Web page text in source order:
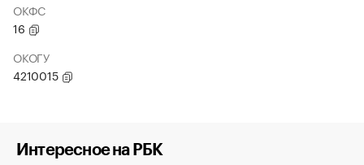
ОКФС
16
ОКОГУ
4210015
Интересное на РБК